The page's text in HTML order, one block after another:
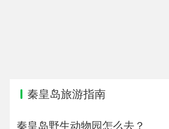
秦皇岛旅游指南
秦皇岛野生动物园怎么去？